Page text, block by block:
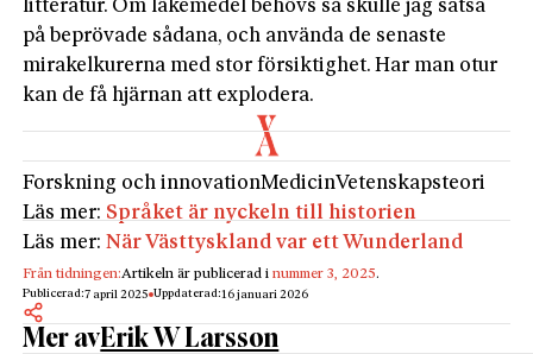
litteratur. Om läkemedel behövs så skulle jag satsa
på beprövade sådana, och använda de senaste
mirakelkurerna med stor försiktighet. Har man otur
kan de få hjärnan att explodera.
Forskning och innovationMedicinVetenskapsteori
Läs mer: Språket är nyckeln till historien
Läs mer:När Västtyskland var ett Wunderland
Från tidningen:Artikeln är publicerad inummer 3, 2025.
Publicerad:7 april 2025 Uppdaterad:16 januari 2026
Mer avErik W Larsson